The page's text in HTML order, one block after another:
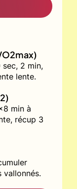
sec, 2 min,
lente.
min à
récup 3
vallonnés.